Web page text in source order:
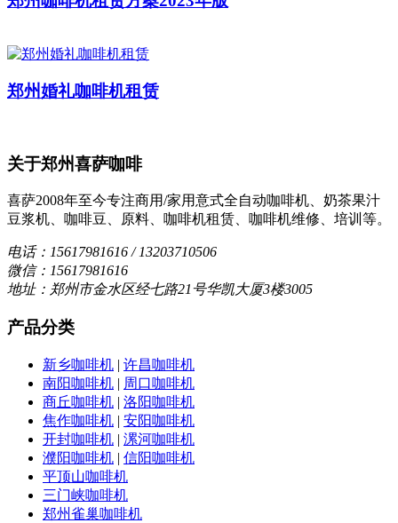
郑州婚礼咖啡机租赁
关于郑州喜萨咖啡
喜萨2008年至今专注商用/家用意式全自动咖啡机、奶茶果汁
豆浆机、咖啡豆、原料、咖啡机租赁、咖啡机维修、培训等。
电话：15617981616 / 13203710506
微信：15617981616
地址：郑州市金水区经七路21号华凯大厦3楼3005
产品分类
新乡咖啡机 | 许昌咖啡机
南阳咖啡机 | 周口咖啡机
商丘咖啡机 | 洛阳咖啡机
焦作咖啡机 | 安阳咖啡机
开封咖啡机 | 漯河咖啡机
濮阳咖啡机 | 信阳咖啡机
平顶山咖啡机
三门峡咖啡机
郑州雀巢咖啡机